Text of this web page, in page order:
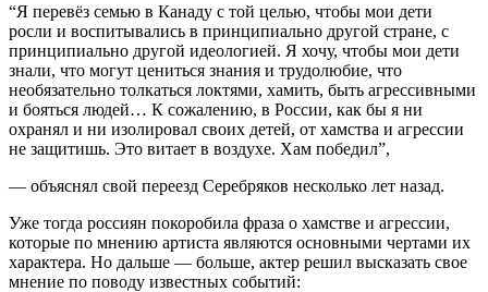
“Я перевёз семью в Канаду с той целью, чтобы мои дети
росли и воспитывались в принципиально другой стране, с
принципиально другой идеологией. Я хочу, чтобы мои дети
знали, что могут цениться знания и трудолюбие, что
необязательно толкаться локтями, хамить, быть агрессивными
и бояться людей… К сожалению, в России, как бы я ни
охранял и ни изолировал своих детей, от хамства и агрессии
не защитишь. Это витает в воздухе. Хам победил”,
— объяснял свой переезд Серебряков несколько лет назад.
Уже тогда россиян покоробила фраза о хамстве и агрессии,
которые по мнению артиста являются основными чертами их
характера. Но дальше — больше, актер решил высказать свое
мнение по поводу известных событий: